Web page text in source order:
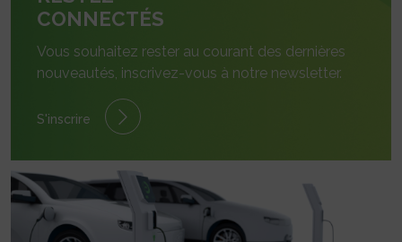
CONNECTÉS
Vous souhaitez rester au courant des dernières
nouveautés, inscrivez-vous à notre newsletter.
S'inscrire